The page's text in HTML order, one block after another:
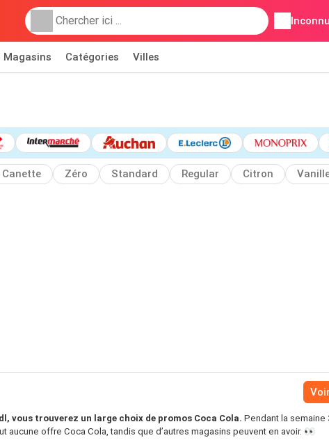
Inconnu
Magasins Catégories Villes
Canette Zéro Standard Regular Citron
vous trouverez un large choix de promos Coca Cola. Pendant la semaine
aucune offre Coca Cola, tandis que d’autres magasins peuvent en avoir. 👀